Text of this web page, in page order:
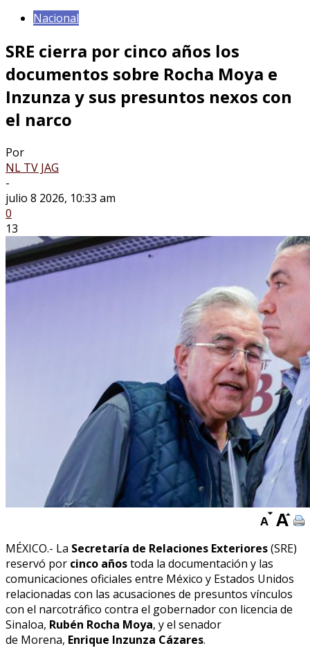
Nacional
SRE cierra por cinco años los
documentos sobre Rocha Moya e
Inzunza y sus presuntos nexos con
el narco
Por
NL TV JAG
-
julio 8 2026, 10:33 am
0
13
MÉXICO.- La Secretaría de Relaciones Exteriores(SRE)
reservó por cinco añostoda la documentación y las
comunicaciones oficiales entre México y Estados Unidos
relacionadas con las acusaciones de presuntos vínculos
con el narcotráfico contra el gobernador con licencia de
Sinaloa, Rubén Rocha Moya, y el senador
de Morena, Enrique Inzunza Cázares.